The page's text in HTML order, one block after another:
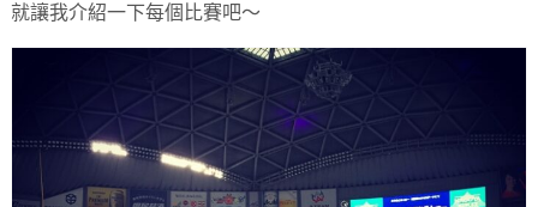
就讓我介紹一下每個比賽吧～